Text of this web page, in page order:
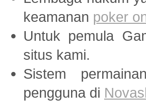
keamanan poker
Untuk pemula
situs kami.
Sistem
pengguna di